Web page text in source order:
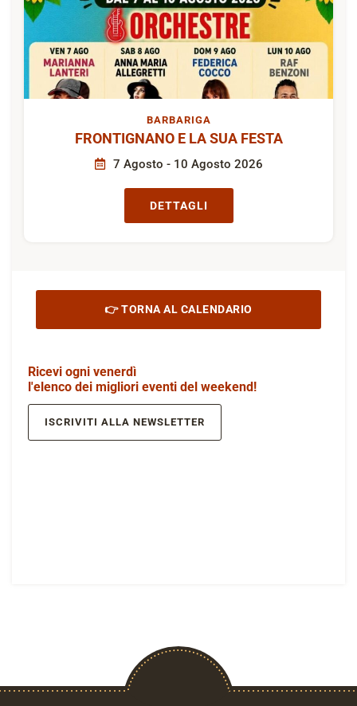
BARBARIGA
FRONTIGNANO E LA SUA FESTA
7 Agosto - 10 Agosto 2026
DETTAGLI
👉 TORNA AL CALENDARIO
Ricevi ogni venerdì
l'elenco dei migliori eventi del weekend!
ISCRIVITI ALLA NEWSLETTER